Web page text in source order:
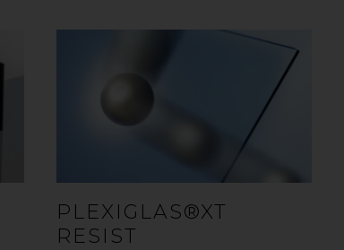
PLEXIGLAS®XT
RESIST